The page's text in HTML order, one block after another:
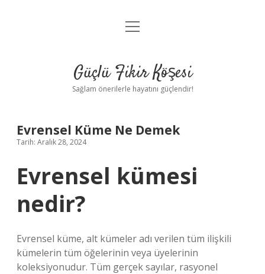
Anasayfa
Yasal Uyarı
menüyü
Güçlü Fikir Köşesi
Sağlam önerilerle hayatını güçlendir!
Evrensel Küme Ne Demek
Tarih: Aralık 28, 2024
Evrensel kümesi
nedir?
Evrensel küme, alt kümeler adı verilen tüm ilişkili
kümelerin tüm öğelerinin veya üyelerinin
koleksiyonudur. Tüm gerçek sayılar, rasyonel